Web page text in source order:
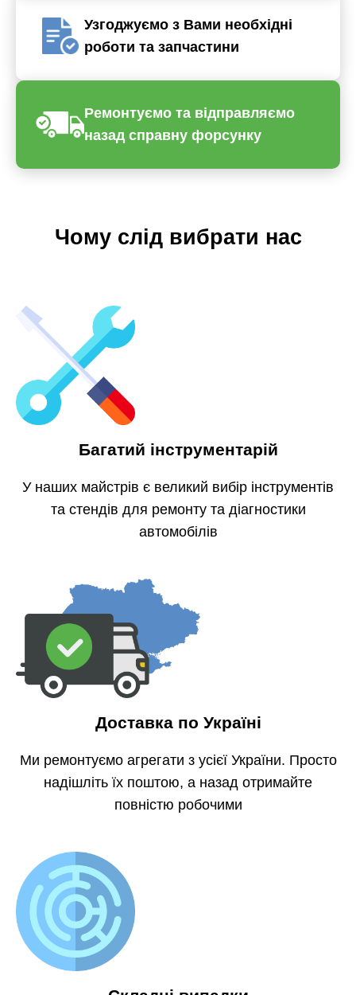
Узгоджуємо з Вами необхідні
роботи та запчастини
Ремонтуємо та відправляємо
назад справну форсунку
Чому слід вибрати нас
Багатий інструментарій
У наших майстрів є великий вибір інструментів
та стендів для ремонту та діагностики
автомобілів
Доставка по Україні
Ми ремонтуємо агрегати з усієї України. Просто
надішліть їх поштою, а назад отримайте
повністю робочими